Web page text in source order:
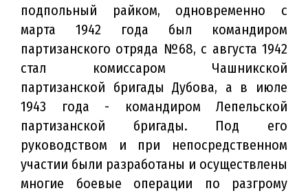
подпольный райком, одновременно с
марта 1942 года был командиром
партизанского отряда №68, с августа 1942
стал комиссаром Чашникской
партизанской бригады Дубова, а в июле
1943 года - командиром Лепельской
партизанской бригады. Под его
руководством и при непосредственном
участии были разработаны и осуществлены
многие боевые операции по разгрому